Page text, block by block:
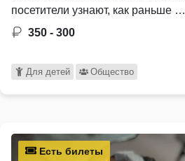
посетители узнают, как раньше …
350 - 300
Для детей Общество
Есть билеты